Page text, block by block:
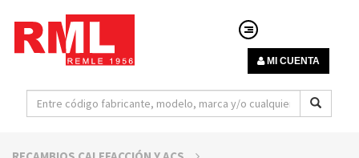
MI CUENTA